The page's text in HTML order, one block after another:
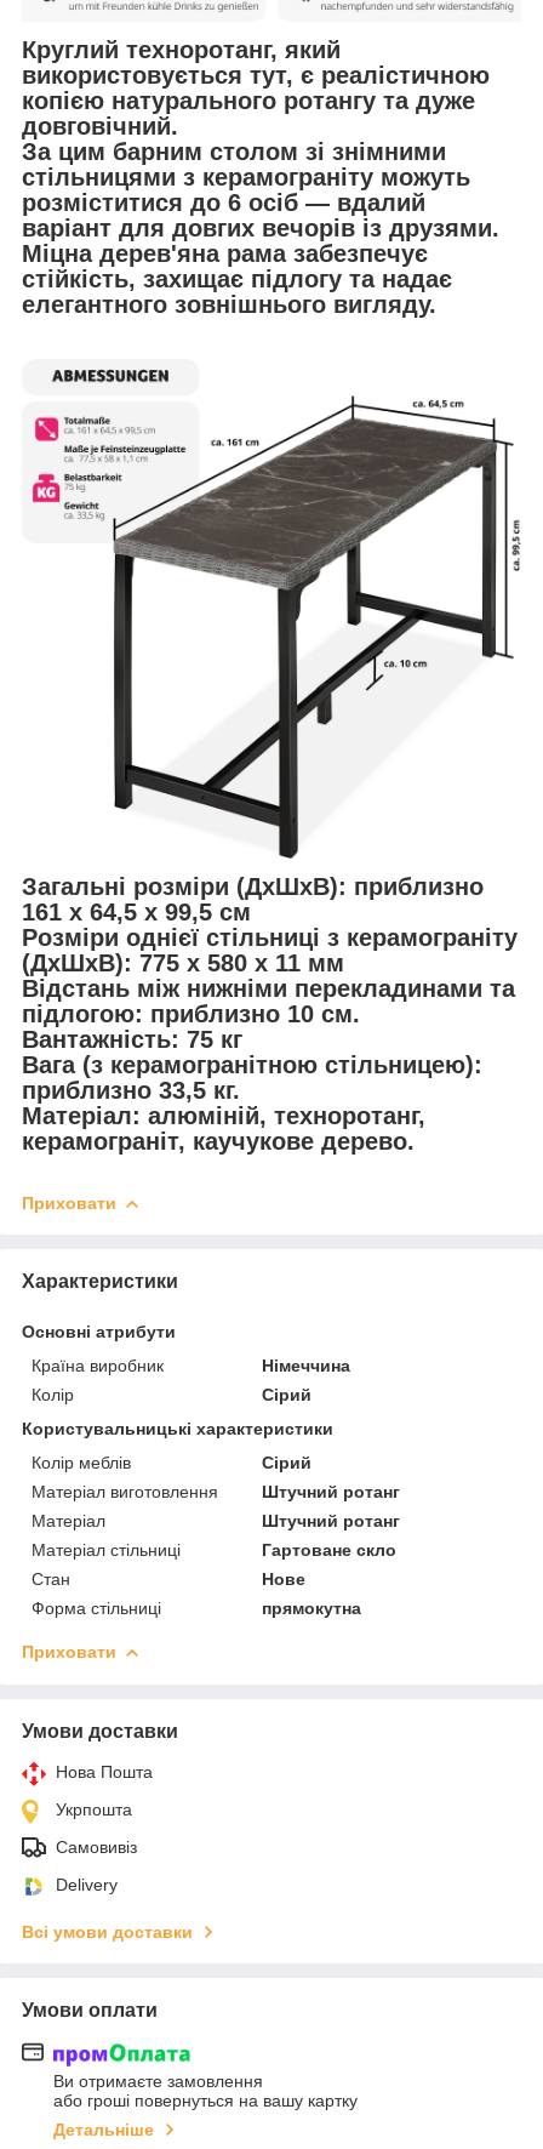
Круглий техноротанг, який
використовується тут, є реалістичною
копією натурального ротангу та дуже
довговічний.
За цим барним столом зі знімними
стільницями з керамограніту можуть
розміститися до 6 осіб — вдалий
варіант для довгих вечорів із друзями.
Міцна дерев'яна рама забезпечує
стійкість, захищає підлогу та надає
елегантного зовнішнього вигляду.
Загальні розміри (ДxШxВ): приблизно
161 x 64,5 x 99,5 см
Розміри однієї стільниці з керамограніту
(ДxШxВ): 775 x 580 x 11 мм
Відстань між нижніми перекладинами та
підлогою: приблизно 10 см.
Вантажність: 75 кг
Вага (з керамогранітною стільницею):
приблизно 33,5 кг.
Матеріал: алюміній, техноротанг,
керамограніт, каучукове дерево.
Приховати
Характеристики
Основні атрибути
Країна виробник
Німеччина
Колір
Сірий
Користувальницькі характеристики
Колір меблів
Сірий
Матеріал виготовлення
Штучний ротанг
Матеріал
Штучний ротанг
Матеріал стільниці
Гартоване скло
Стан
Нове
Форма стільниці
прямокутна
Приховати
Умови доставки
Нова Пошта
Укрпошта
Самовивіз
Delivery
Всі умови доставки
Умови оплати
Ви отримаєте замовлення
або гроші повернуться на вашу картку
Детальніше